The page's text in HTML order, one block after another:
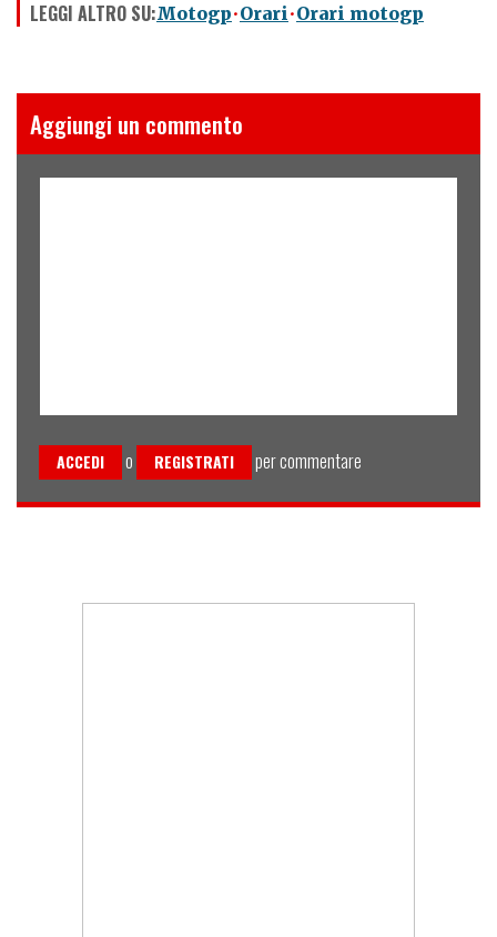
LEGGI ALTRO SU:Motogp Orari Orari motogp
Aggiungi un commento
ACCEDI o REGISTRATI per commentare